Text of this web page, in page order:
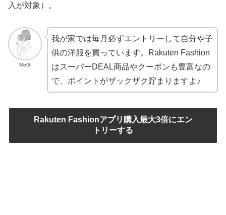
入が対象）。
MeG
我が家では毎月必ずエントリーして自分や子
供の洋服を買っています。Rakuten Fashion
はスーパーDEAL商品やクーポンも豊富なの
で、ポイントがザックザク貯まりますよ♪
Rakuten Fashionアプリ購入最大3倍にエン
トリーする